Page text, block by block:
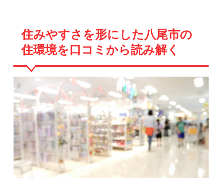
住みやすさを形にした八尾市の
住環境を口コミから読み解く